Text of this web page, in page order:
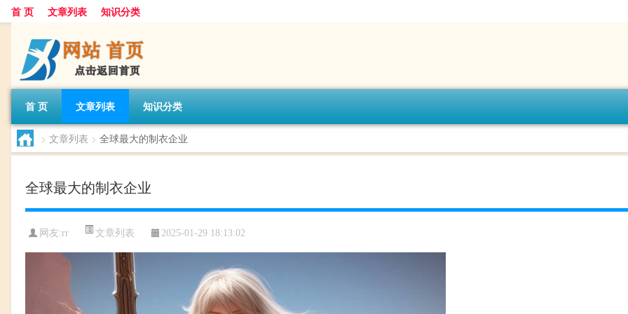
首 页 文章列表 知识分类
首 页 文章列表 知识分类
> 文章列表 > 全球最大的制衣企业
全球最大的制衣企业
网友:rr 文章列表 2025-01-29 18:13:02